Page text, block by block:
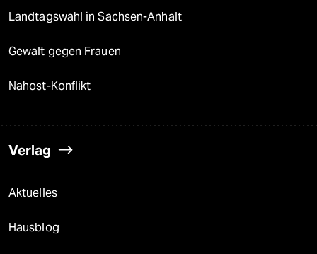
Landtagswahl in Sachsen-Anhalt
Gewalt gegen Frauen
Nahost-Konflikt
Verlag
Aktuelles
Hausblog